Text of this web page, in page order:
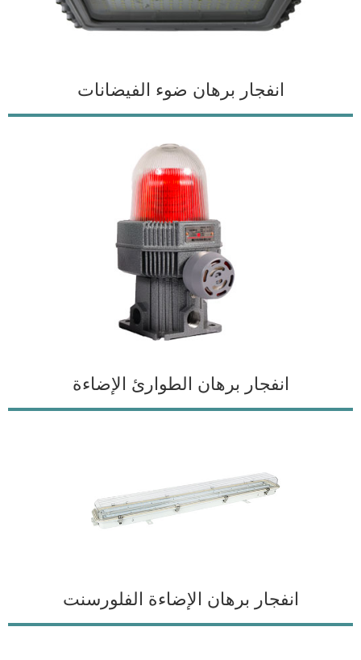
انفجار برهان ضوء الفيضانات
انفجار برهان الطوارئ الإضاءة
انفجار برهان الإضاءة الفلورسنت